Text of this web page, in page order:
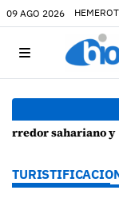
09 AGO 2026
18:45 h.Fiscalía